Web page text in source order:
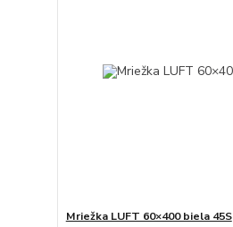
Mriežka LUFT 60×400 biela 45S